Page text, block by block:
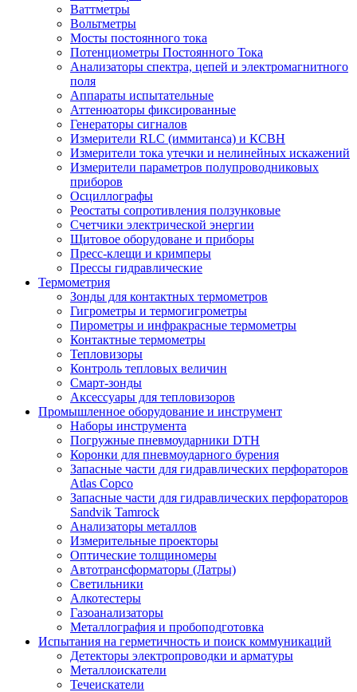
Ваттметры
Вольтметры
Мосты постоянного тока
Потенциометры Постоянного Тока
Анализаторы спектра, цепей и электромагнитного
поля
Аппараты испытательные
Аттенюаторы фиксированные
Генераторы сигналов
Измерители RLC (иммитанса) и КСВН
Измерители тока утечки и нелинейных искажений
Измерители параметров полупроводниковых
приборов
Осциллографы
Реостаты сопротивления ползунковые
Счетчики электрической энергии
Щитовое оборудоване и приборы
Пресс-клещи и кримперы
Прессы гидравлические
Термометрия
Зонды для контактных термометров
Гигрометры и термогигрометры
Пирометры и инфракрасные термометры
Контактные термометры
Тепловизоры
Контроль тепловых величин
Смарт-зонды
Аксессуары для тепловизоров
Промышленное оборудование и инструмент
Наборы инструмента
Погружные пневмоударники DTH
Коронки для пневмоударного бурения
Запасные части для гидравлических перфораторов
Atlas Copco
Запасные части для гидравлических перфораторов
Sandvik Tamrock
Анализаторы металлов
Измерительные проекторы
Оптические толщиномеры
Автотрансформаторы (Латры)
Светильники
Алкотестеры
Газоанализаторы
Металлография и пробоподготовка
Испытания на герметичность и поиск коммуникаций
Детекторы электропроводки и арматуры
Металлоискатели
Течеискатели